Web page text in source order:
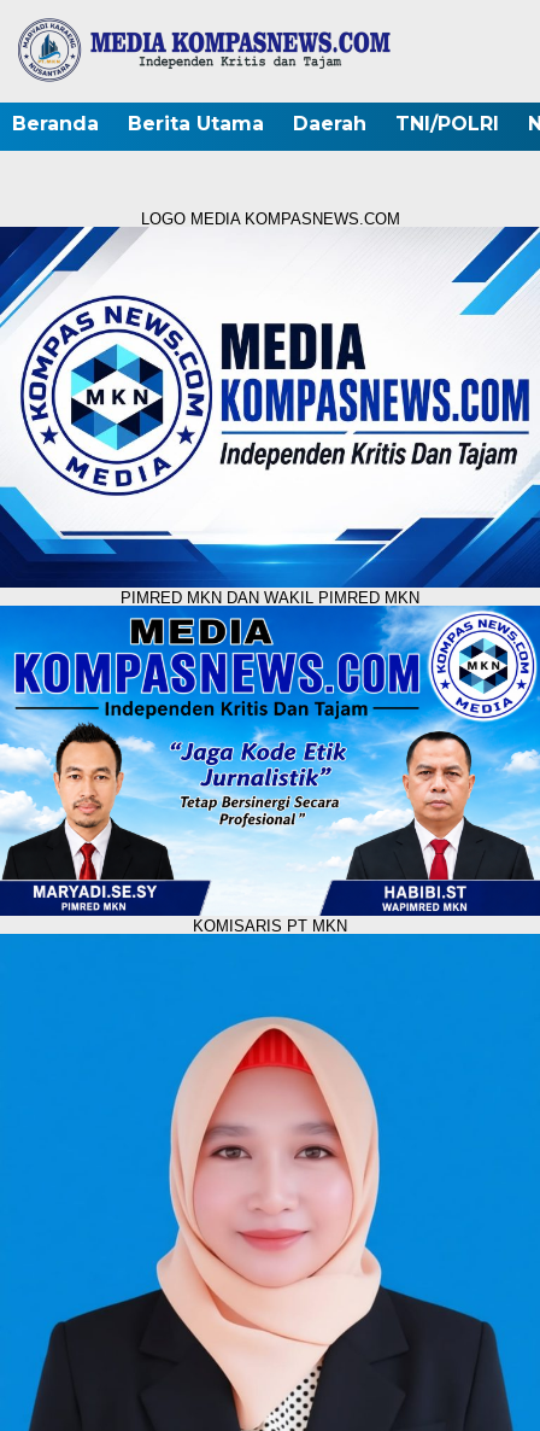
Beranda Berita Utama Daerah TNI/POLRI
LOGO MEDIA KOMPASNEWS.COM
PIMRED MKN DAN WAKIL PIMRED MKN
KOMISARIS PT MKN